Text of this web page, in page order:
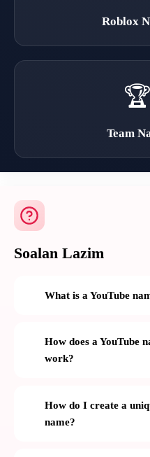
Roblox
🏆
Team
Soalan Lazim
What is a YouTube
How does a YouTube
work?
How do I create a
name?